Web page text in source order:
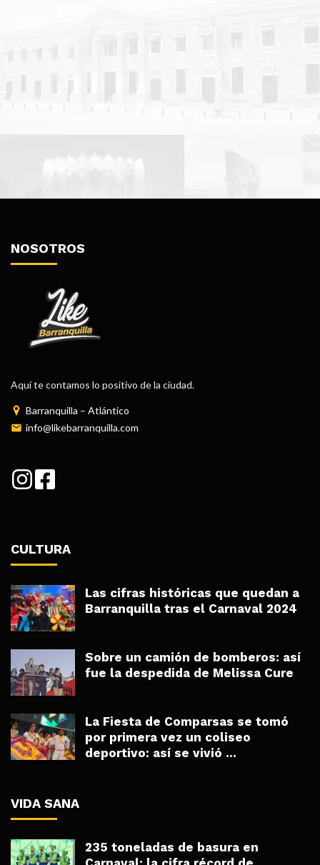
NOSOTROS
Aquí te contamos lo positivo de la ciudad.
Barranquilla – Atlántico
info@likebarranquilla.com
CULTURA
Las cifras históricas que quedan a
Barranquilla tras el Carnaval 2024
Sobre un camión de bomberos: así
fue la despedida de Melissa Cure
La Fiesta de Comparsas se tomó
por primera vez un coliseo
deportivo: así se vivió ...
VIDA SANA
235 toneladas de basura en